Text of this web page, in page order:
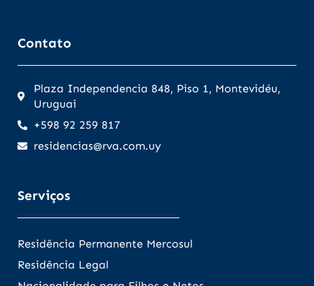
Contato
Plaza Independencia 848, Piso 1, Montevidéu,
Uruguai
+598 92 259 817
residencias@rva.com.uy
Serviços
Residência Permanente Mercosul
Residência Legal